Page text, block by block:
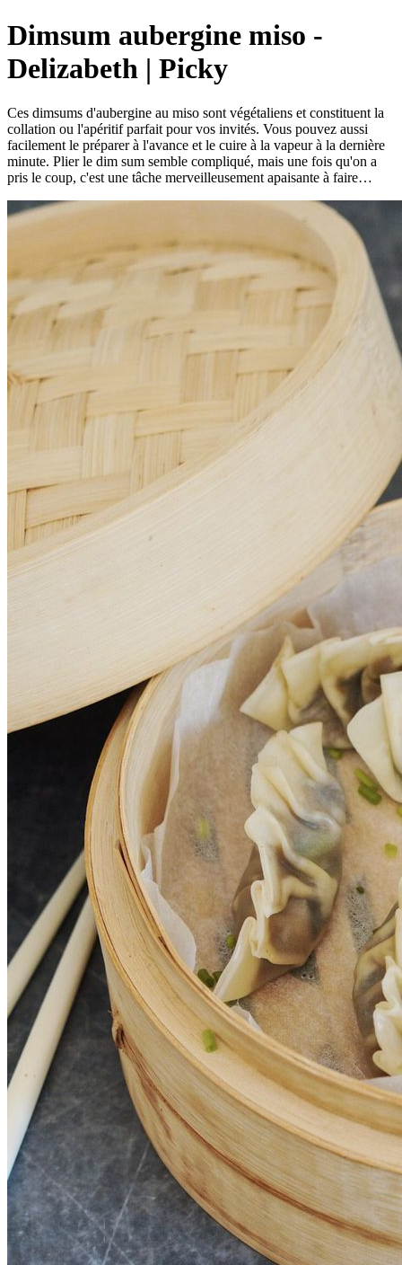
Dimsum aubergine miso -
Delizabeth | Picky
Ces dimsums d'aubergine au miso sont végétaliens et constituent la
collation ou l'apéritif parfait pour vos invités. Vous pouvez aussi
facilement le préparer à l'avance et le cuire à la vapeur à la dernière
minute. Plier le dim sum semble compliqué, mais une fois qu'on a
pris le coup, c'est une tâche merveilleusement apaisante à faire…